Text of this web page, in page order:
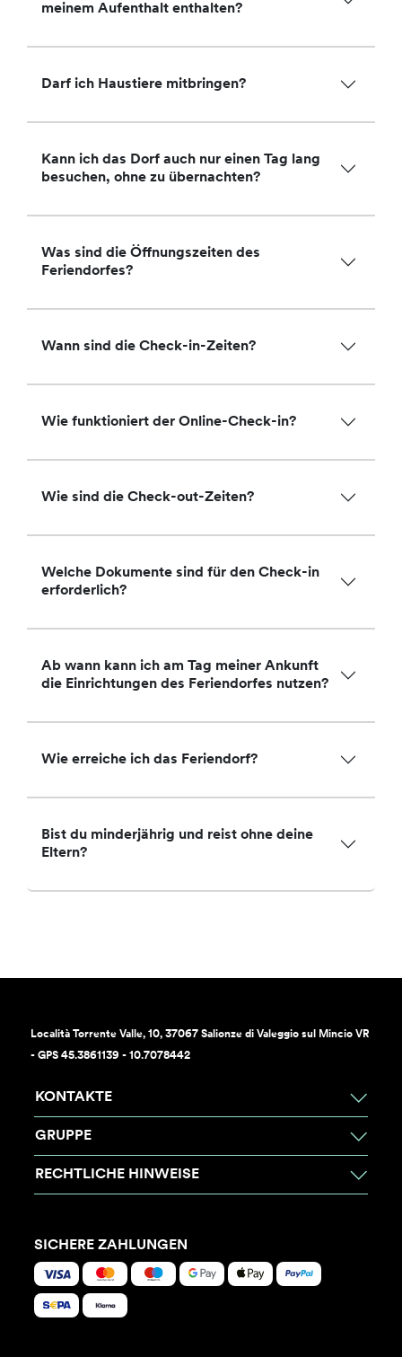
meinem Aufenthalt enthalten?
Darf ich Haustiere mitbringen?
Kann ich das Dorf auch nur einen Tag lang
besuchen, ohne zu übernachten?
Was sind die Öffnungszeiten des
Feriendorfes?
Wann sind die Check-in-Zeiten?
Wie funktioniert der Online-Check-in?
Wie sind die Check-out-Zeiten?
Welche Dokumente sind für den Check-in
erforderlich?
Ab wann kann ich am Tag meiner Ankunft
die Einrichtungen des Feriendorfes nutzen?
Wie erreiche ich das Feriendorf?
Bist du minderjährig und reist ohne deine
Eltern?
Località Torrente Valle, 10, 37067 Salionze di Valeggio sul Mincio VR
- GPS 45.3861139 - 10.7078442
KONTAKTE
GRUPPE
RECHTLICHE HINWEISE
SICHERE ZAHLUNGEN